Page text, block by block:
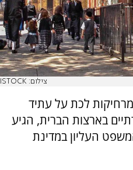
צילום: ISTOCK
לכת על עתיד
בארצות הברית, הגיע
העליון במדינת